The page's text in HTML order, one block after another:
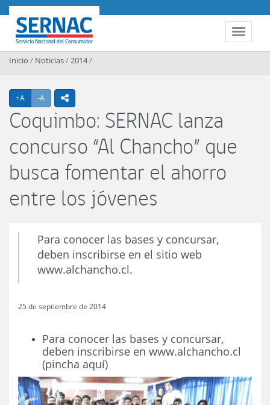
Contenido principal
Toggle
SERNAC
Inicio / Noticias/2014/
+A Agrandar texto
-A Achicar textoicono compartir
Coquimbo: SERNAC lanza
concurso “Al Chancho” que
busca fomentar el ahorro
entre los jóvenes
Para conocer las bases y concursar,
deben inscribirse en el sitio web
www.alchancho.cl.
25 de septiembre de 2014
Para conocer las bases y concursar,
deben inscribirse en www.alchancho.cl
(pincha aquí)